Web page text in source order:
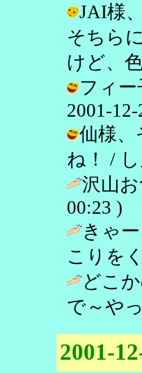
JAI様
そちら
けど、
フィー
2001-
仙様
ね！ /
沢山
00:23 )
きゃ
こりを
どこ
で～や
2001-